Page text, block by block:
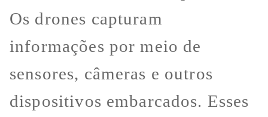
Os drones capturam
informações por meio de
sensores, câmeras e outros
dispositivos embarcados. Esses